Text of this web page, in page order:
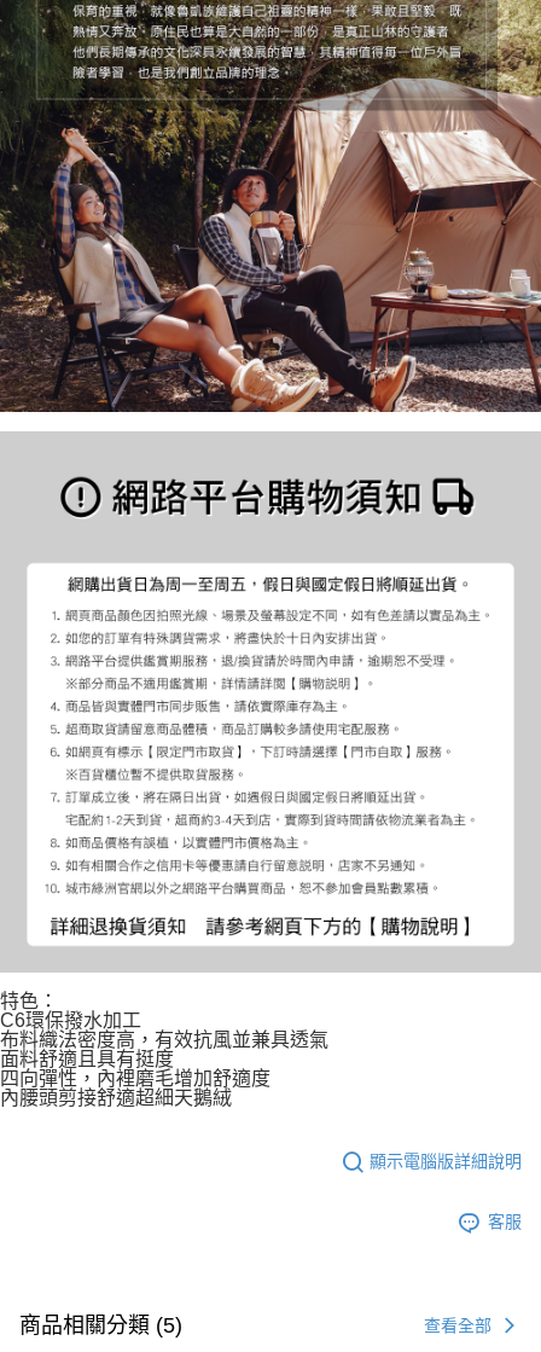
特色：
C6環保撥水加工
布料織法密度高，有效抗風並兼具透氣
面料舒適且具有挺度
四向彈性，內裡磨毛增加舒適度
內腰頭剪接舒適超細天鵝絨
顯示電腦版詳細說明
客服
商品相關分類 (5) 查看全部